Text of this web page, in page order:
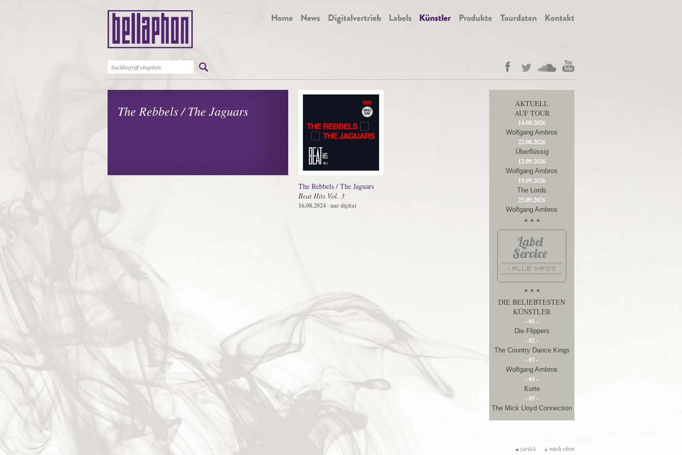
The Rebbels / The Jaguars
The Rebbels / The Jaguars
Beat Hits Vol. 3
16.08.2024· nur digital
AKTUELL
AUF TOUR
14.08.2026
Wolfgang Ambros
22.08.2026
Überflüssig
12.09.2026
Wolfgang Ambros
19.09.2026
The Lords
25.09.2026
Wolfgang Ambros
* * *
* * *
DIE BELIEBTESTEN
KÜNSTLER
- 01 -
Die Flippers
- 02 -
The Country Dance Kings
- 03 -
Wolfgang Ambros
- 04 -
Korte
- 05 -
The Mick Lloyd Connection
◀ zurück ▲ nach oben